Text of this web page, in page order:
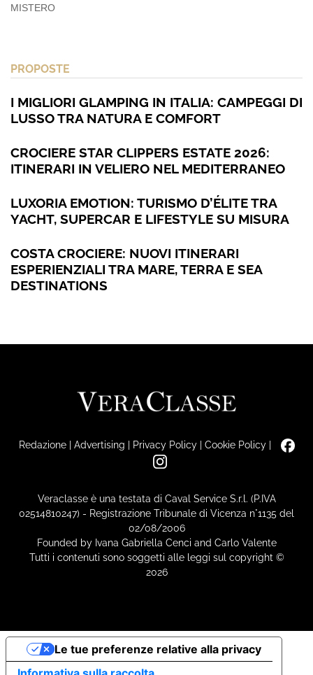
MISTERO
PROPOSTE
I MIGLIORI GLAMPING IN ITALIA: CAMPEGGI DI
LUSSO TRA NATURA E COMFORT
CROCIERE STAR CLIPPERS ESTATE 2026:
ITINERARI IN VELIERO NEL MEDITERRANEO
LUXORIA EMOTION: TURISMO D’ÉLITE TRA
YACHT, SUPERCAR E LIFESTYLE SU MISURA
COSTA CROCIERE: NUOVI ITINERARI
ESPERIENZIALI TRA MARE, TERRA E SEA
DESTINATIONS
Redazione| Advertising | Privacy Policy| Cookie Policy|
Veraclasse è una testata di Caval Service S.r.l. (P.IVA
02514810247) - Registrazione Tribunale di Vicenza n°1135 del
02/08/2006
Founded by Ivana Gabriella Cenci and Carlo Valente
Tutti i contenuti sono soggetti alle leggi sul copyright ©
2026
Le tue preferenze relative alla privacy